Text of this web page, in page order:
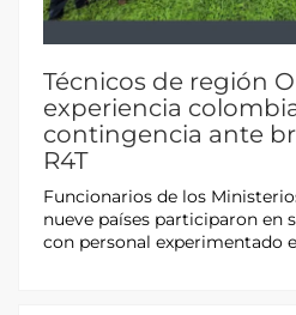
Técnicos de región
experiencia
contingencia ante
R4T
Funcionarios de los
nueve países participaron en
con personal experimentado